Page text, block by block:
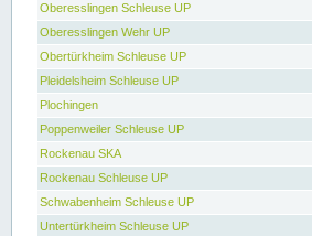
Oberesslingen Schleuse UP
Oberesslingen Wehr UP
Obertürkheim Schleuse UP
Pleidelsheim Schleuse UP
Plochingen
Poppenweiler Schleuse UP
Rockenau SKA
Rockenau Schleuse UP
Schwabenheim Schleuse UP
Untertürkheim Schleuse UP